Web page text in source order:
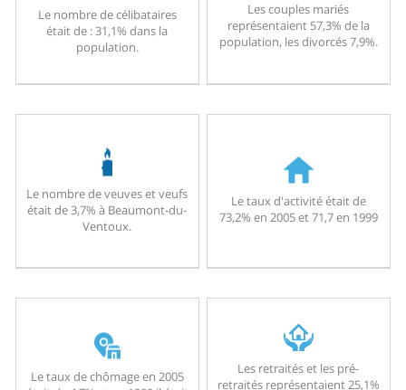
Le nombre de célibataires
était de : 31,1% dans la
population.
Les couples mariés
représentaient 57,3% de la
population, les divorcés 7,9%.
Le nombre de veuves et veufs
était de 3,7% à Beaumont-du-
Ventoux.
Le taux d'activité était de
73,2% en 2005 et 71,7 en 1999
Le taux de chômage en 2005
Les retraités et les pré-
retraités représentaient 25,1%